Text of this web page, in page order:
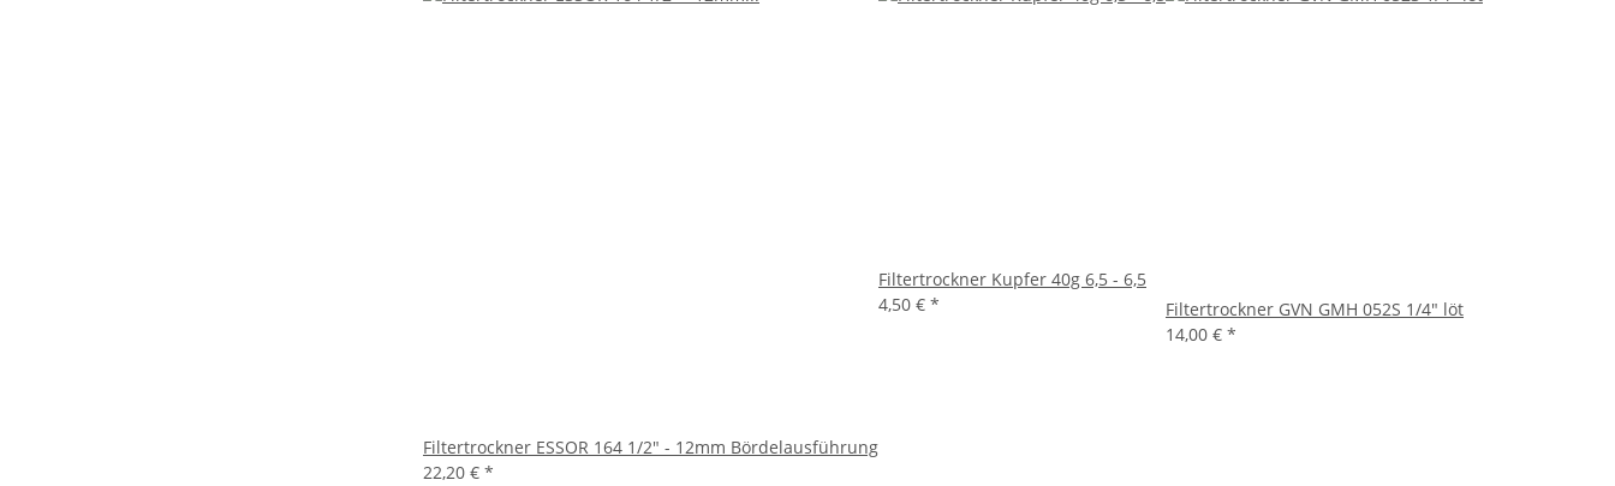
Filtertrockner ESSOR 164 1/2" - 12mm Bördelausführung
22,20 € *
Filtertrockner Kupfer 40g 6,5 - 6,5
4,50 € *
Filtertrockner GVN GMH 052S 1/4" löt
14,00 € *